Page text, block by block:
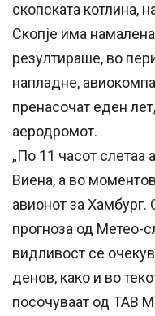
скопската котлина,
Скопје има
резултираше, во
напладне,
пренасочат еден
аеродромот.
„По 11 часот
Виена, а во
авионот за Хамбург.
прогноза од Метео-
видливост се
денов, како и во
посочуваат од ТАВ